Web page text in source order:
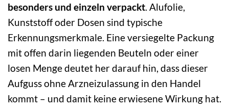
besonders und einzeln verpackt. Alufolie,
Kunststoff oder Dosen sind typische
Erkennungsmerkmale. Eine versiegelte Packung
mit offen darin liegenden Beuteln oder einer
losen Menge deutet her darauf hin, dass dieser
Aufguss ohne Arzneizulassung in den Handel
kommt – und damit keine erwiesene Wirkung hat.